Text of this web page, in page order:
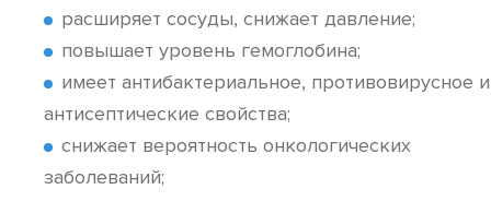
расширяет сосуды, снижает давление;
повышает уровень гемоглобина;
имеет антибактериальное, противовирусное и
антисептические свойства;
снижает вероятность онкологических
заболеваний;